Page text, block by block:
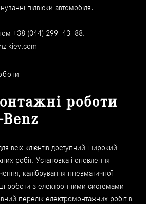
підвіски автомобіля.
+38 (044) 299–43–88.
kiev.com
роботи
всіх клієнтів доступний широкий
робіт. Установка і оновлення
калібрування пневматичної
роботи з електронними системами
перелік електромонтажних робіт в